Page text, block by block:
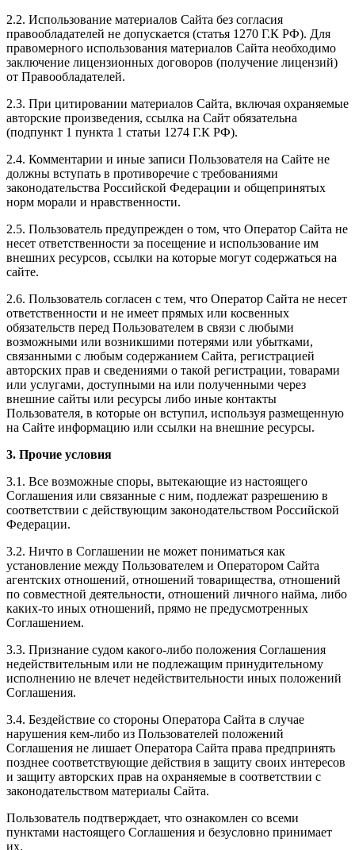
2.2. Использование материалов Сайта без согласия
правообладателей не допускается (статья 1270 Г.К РФ). Для
правомерного использования материалов Сайта необходимо
заключение лицензионных договоров (получение лицензий)
от Правообладателей.
2.3. При цитировании материалов Сайта, включая охраняемые
авторские произведения, ссылка на Сайт обязательна
(подпункт 1 пункта 1 статьи 1274 Г.К РФ).
2.4. Комментарии и иные записи Пользователя на Сайте не
должны вступать в противоречие с требованиями
законодательства Российской Федерации и общепринятых
норм морали и нравственности.
2.5. Пользователь предупрежден о том, что Оператор Сайта не
несет ответственности за посещение и использование им
внешних ресурсов, ссылки на которые могут содержаться на
сайте.
2.6. Пользователь согласен с тем, что Оператор Сайта не несет
ответственности и не имеет прямых или косвенных
обязательств перед Пользователем в связи с любыми
возможными или возникшими потерями или убытками,
связанными с любым содержанием Сайта, регистрацией
авторских прав и сведениями о такой регистрации, товарами
или услугами, доступными на или полученными через
внешние сайты или ресурсы либо иные контакты
Пользователя, в которые он вступил, используя размещенную
на Сайте информацию или ссылки на внешние ресурсы.
3. Прочие условия
3.1. Все возможные споры, вытекающие из настоящего
Соглашения или связанные с ним, подлежат разрешению в
соответствии с действующим законодательством Российской
Федерации.
3.2. Ничто в Соглашении не может пониматься как
установление между Пользователем и Оператором Сайта
агентских отношений, отношений товарищества, отношений
по совместной деятельности, отношений личного найма, либо
каких-то иных отношений, прямо не предусмотренных
Соглашением.
3.3. Признание судом какого-либо положения Соглашения
недействительным или не подлежащим принудительному
исполнению не влечет недействительности иных положений
Соглашения.
3.4. Бездействие со стороны Оператора Сайта в случае
нарушения кем-либо из Пользователей положений
Соглашения не лишает Оператора Сайта права предпринять
позднее соответствующие действия в защиту своих интересов
и защиту авторских прав на охраняемые в соответствии с
законодательством материалы Сайта.
Пользователь подтверждает, что ознакомлен со всеми
пунктами настоящего Соглашения и безусловно принимает
их.